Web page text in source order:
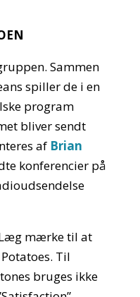
Sammen
spiller de i en
program
bliver sendt
af Brian
konferencier på
mærke til at
Til
bruges ikke